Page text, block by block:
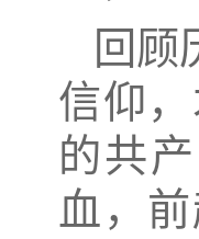
回
信仰
的共
血，